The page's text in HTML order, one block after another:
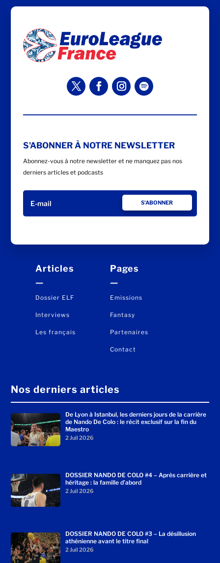
S'ABONNER À NOTRE NEWSLETTER
Abonnez-vous à notre newsletter et ne manquez pas nos
derniers articles et podcasts
S'ABONNER
Articles
—
Dossier ELF
Interviews
Les français
Pages
—
Emissions
Fantasy
Partenaires
Contact
Nos derniers articles
De Lyon à Istanbul, les derniers jours de la carrière
de Nando De Colo : le récit exclusif sur la fin du
Maestro
2 Juil 2026
DOSSIER NANDO DE COLO #4 – Après carrière et
héritage : la famille d’abord
2 Juil 2026
DOSSIER NANDO DE COLO #3 – La désillusion
athénienne avant le titre final
2 Juil 2026